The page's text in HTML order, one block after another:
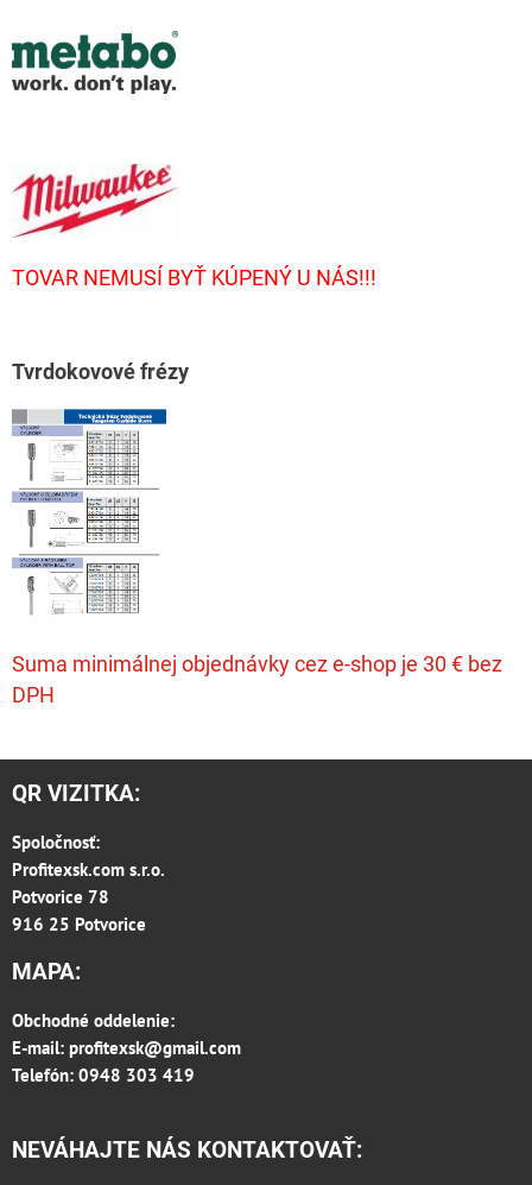
TOVAR NEMUSÍ BYŤ KÚPENÝ U NÁS!!!
Tvrdokovové frézy
Suma minimálnej objednávky cez e-shop je 30 € bez
DPH
QR VIZITKA:
Spoločnosť:
Profitexsk.com s.r.o.
Potvorice 78
916 25 Potvorice
MAPA:
Obchodné oddelenie:
E-mail: profitexsk@gmail.com
Telefón: 0948 303 419
NEVÁHAJTE NÁS KONTAKTOVAŤ: